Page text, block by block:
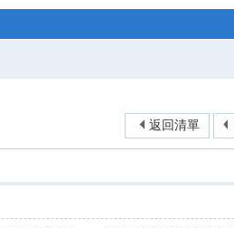
返回清單